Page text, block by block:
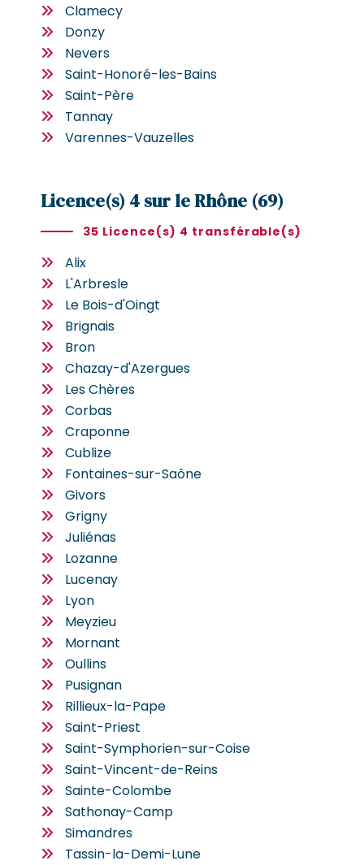
Clamecy
Donzy
Nevers
Saint-Honoré-les-Bains
Saint-Père
Tannay
Varennes-Vauzelles
Licence(s) 4 sur le Rhône (69)
35 Licence(s) 4 transférable(s)
Alix
L'Arbresle
Le Bois-d'Oingt
Brignais
Bron
Chazay-d'Azergues
Les Chères
Corbas
Craponne
Cublize
Fontaines-sur-Saône
Givors
Grigny
Juliénas
Lozanne
Lucenay
Lyon
Meyzieu
Mornant
Oullins
Pusignan
Rillieux-la-Pape
Saint-Priest
Saint-Symphorien-sur-Coise
Saint-Vincent-de-Reins
Sainte-Colombe
Sathonay-Camp
Simandres
Tassin-la-Demi-Lune